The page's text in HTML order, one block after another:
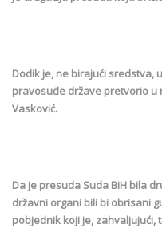
Dodik je, ne birajući sredstva,
pravosuđe države pretvorio u
Vasković.
Da je presuda Suda BiH bila
državni organi bili bi obrisani
pobjednik koji je, zahvaljujući,